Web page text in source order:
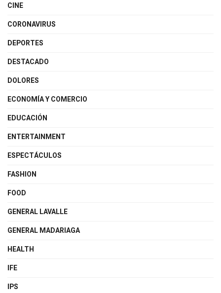
CINE
CORONAVIRUS
DEPORTES
DESTACADO
DOLORES
ECONOMÍA Y COMERCIO
EDUCACIÓN
ENTERTAINMENT
ESPECTÁCULOS
FASHION
FOOD
GENERAL LAVALLE
GENERAL MADARIAGA
HEALTH
IFE
IPS